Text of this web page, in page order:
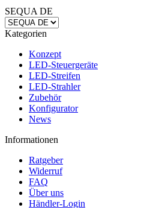
SEQUA DE
Kategorien
Konzept
LED-Steuergeräte
LED-Streifen
LED-Strahler
Zubehör
Konfigurator
News
Informationen
Ratgeber
Widerruf
FAQ
Über uns
Händler-Login